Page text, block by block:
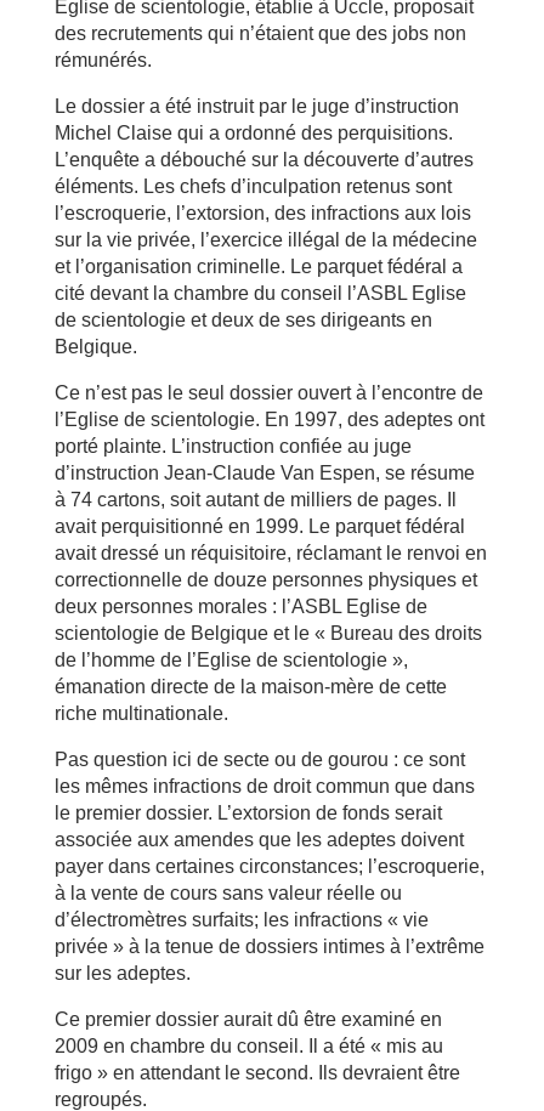
Eglise de scientologie, établie à Uccle, proposait
des recrutements qui n’étaient que des jobs non
rémunérés.
Le dossier a été instruit par le juge d’instruction
Michel Claise qui a ordonné des perquisitions.
L’enquête a débouché sur la découverte d’autres
éléments. Les chefs d’inculpation retenus sont
l’escroquerie, l’extorsion, des infractions aux lois
sur la vie privée, l’exercice illégal de la médecine
et l’organisation criminelle. Le parquet fédéral a
cité devant la chambre du conseil l’ASBL Eglise
de scientologie et deux de ses dirigeants en
Belgique.
Ce n’est pas le seul dossier ouvert à l’encontre de
l’Eglise de scientologie. En 1997, des adeptes ont
porté plainte. L’instruction confiée au juge
d’instruction Jean-Claude Van Espen, se résume
à 74 cartons, soit autant de milliers de pages. Il
avait perquisitionné en 1999. Le parquet fédéral
avait dressé un réquisitoire, réclamant le renvoi en
correctionnelle de douze personnes physiques et
deux personnes morales : l’ASBL Eglise de
scientologie de Belgique et le « Bureau des droits
de l’homme de l’Eglise de scientologie »,
émanation directe de la maison-mère de cette
riche multinationale.
Pas question ici de secte ou de gourou : ce sont
les mêmes infractions de droit commun que dans
le premier dossier. L’extorsion de fonds serait
associée aux amendes que les adeptes doivent
payer dans certaines circonstances; l’escroquerie,
à la vente de cours sans valeur réelle ou
d’électromètres surfaits; les infractions « vie
privée » à la tenue de dossiers intimes à l’extrême
sur les adeptes.
Ce premier dossier aurait dû être examiné en
2009 en chambre du conseil. Il a été « mis au
frigo » en attendant le second. Ils devraient être
regroupés.